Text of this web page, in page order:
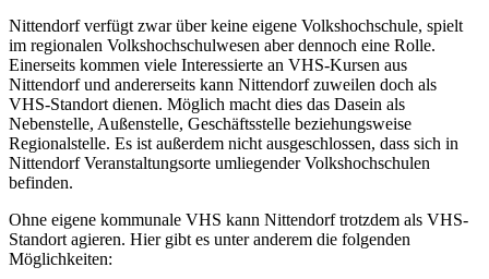
Nittendorf verfügt zwar über keine eigene Volkshochschule, spielt
im regionalen Volkshochschulwesen aber dennoch eine Rolle.
Einerseits kommen viele Interessierte an VHS-Kursen aus
Nittendorf und andererseits kann Nittendorf zuweilen doch als
VHS-Standort dienen. Möglich macht dies das Dasein als
Nebenstelle, Außenstelle, Geschäftsstelle beziehungsweise
Regionalstelle. Es ist außerdem nicht ausgeschlossen, dass sich in
Nittendorf Veranstaltungsorte umliegender Volkshochschulen
befinden.
Ohne eigene kommunale VHS kann Nittendorf trotzdem als VHS-
Standort agieren. Hier gibt es unter anderem die folgenden
Möglichkeiten: